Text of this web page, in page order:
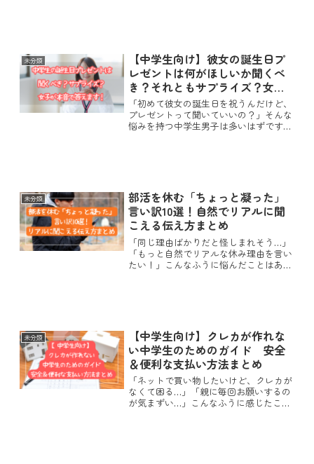
未分類
【中学生向け】彼女の誕生日プ
レゼントは何がほしいか聞くべ
き？それともサプライズ？女子
が本音で答えます！
「初めて彼女の誕生日を祝うんだけど、
プレゼントって聞いていいの？」そんな
悩みを持つ中学生男子は多いはずです。
未分類
部活を休む「ちょっと凝った」
言い訳10選！自然でリアルに聞
こえる伝え方まとめ
「同じ理由ばかりだと怪しまれそう…」
「もっと自然でリアルな休み理由を言い
たい！」こんなふうに悩んだことはあり
未分類
【中学生向け】クレカが作れな
い中学生のためのガイド 安全
＆便利な支払い方法まとめ
「ネットで買い物したいけど、クレカが
なくて困る…」「親に毎回お願いするの
が気まずい…」こんなふうに感じたこと